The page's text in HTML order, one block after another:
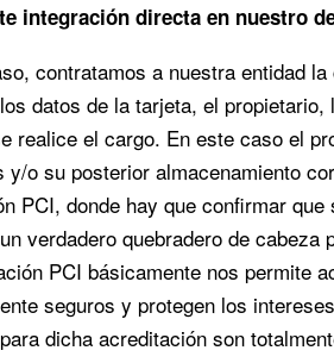
integración directa en nuestro
contratamos a nuestra entidad
datos de la tarjeta, el
realice el cargo. En este caso el
y/o su posterior almacenamiento
PCI, donde hay que confirmar
verdadero quebradero de cabeza
PCI básicamente nos permite
seguros y protegen los
dicha acreditación son